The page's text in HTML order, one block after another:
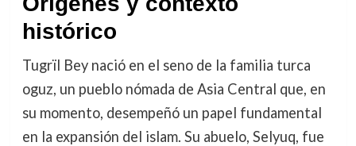
histórico
Tugrïl Bey nació en el seno de la familia turca
oguz, un pueblo nómada de Asia Central que, en
su momento, desempeñó un papel fundamental
en la expansión del islam. Su abuelo, Selyuq, fue